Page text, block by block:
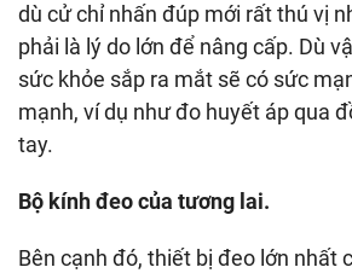
dù cử chỉ nhấn đúp mới rất thú vị
phải là lý do lớn để nâng cấp. Dù
sức khỏe sắp ra mắt sẽ có sức
mạnh, ví dụ như đo huyết áp qua
tay.
Bộ kính đeo của tương lai.
Bên cạnh đó, thiết bị đeo lớn nhất